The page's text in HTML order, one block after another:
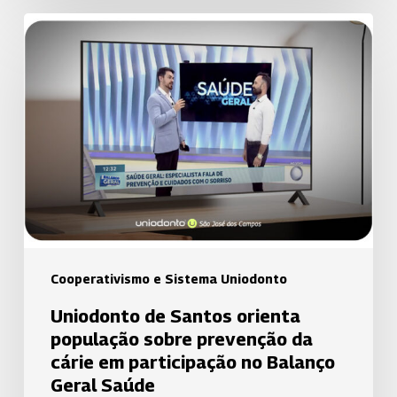
Cooperativismo e Sistema Uniodonto
Uniodonto
orienta
população
prevenção
cárie
participação
Balanço
Geral
Saúde
Uniodonto de Santos orienta
população sobre prevenção da
cárie em participação no Balanço
Geral Saúde